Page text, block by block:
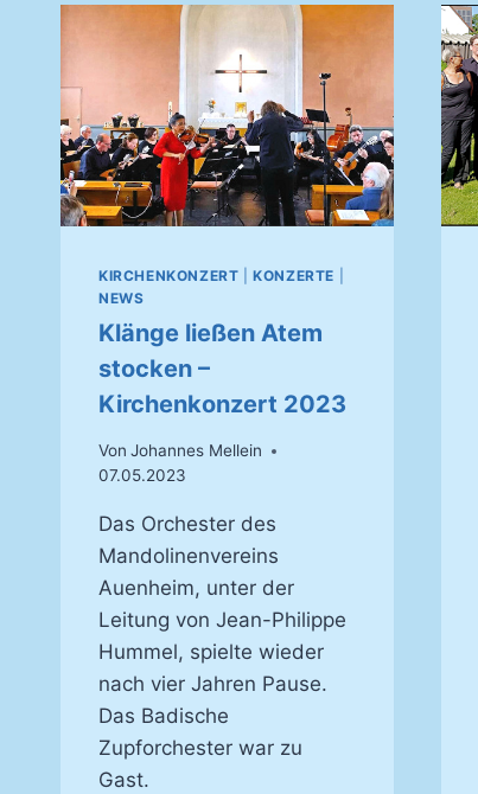
DANKBARKEIT
–
40
JAHRE
JEAN‑PHILIPPE
HUMMEL
KIRCHENKONZERT |KONZERTE
NEWS
Klänge ließen Atem
stocken –
Kirchenkonzert 2023
Von Johannes Mellein
07.05.2023
Das Orchester des
Mandolinenvereins
Auenheim, unter der
Leitung von Jean-Philippe
Hummel, spielte wieder
nach vier Jahren Pause.
Das Badische
Zupforchester war zu
Gast.